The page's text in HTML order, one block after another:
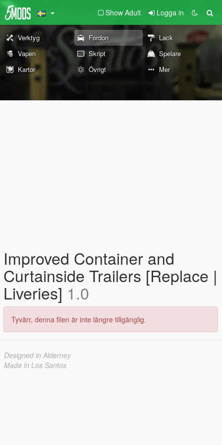
Show Adult Logga in
Verktyg Fordon
Lack
Vapen
Skript
Spelare
Kartor
Övrigt Mer
Improved Container and
Curtainside Trailers [Replace |
Liveries] 1.0
Tyvärr, denna filen är inte längre tillgänglig.
Designed in Alderney
Made in Los Santos